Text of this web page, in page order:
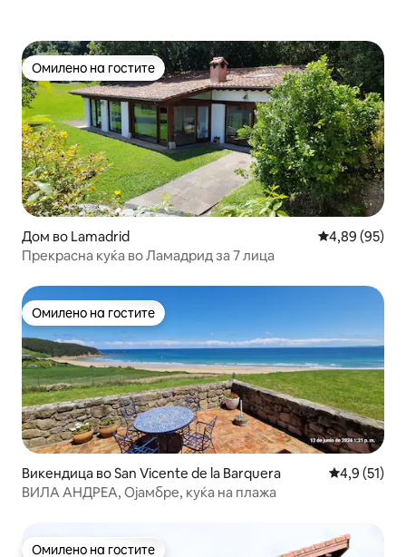
Омилено на гостите
Омилено на гостите
Дом во Lamadrid Просечна
4,89 (95)
Прекрасна куќа во Ламадрид за 7 лица
Омилено на гостите
Омилено на гостите
Викендица во San Vicente de la Barquera Просечна
4,9 (51)
ВИЛА АНДРЕА, Ојамбре, куќа на плажа
Омилено на гостите